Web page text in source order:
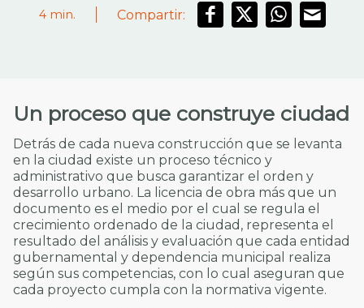
4 min. Compartir:
Un proceso que construye ciudad
Detrás de cada nueva construcción que se levanta
en la ciudad existe un proceso técnico y
administrativo que busca garantizar el orden y
desarrollo urbano. La licencia de obra más que un
documento es el medio por el cual se regula el
crecimiento ordenado de la ciudad, representa el
resultado del análisis y evaluación que cada entidad
gubernamental y dependencia municipal realiza
según sus competencias, con lo cual aseguran que
cada proyecto cumpla con la normativa vigente.